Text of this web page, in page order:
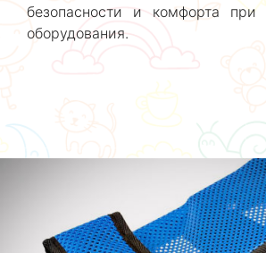
безопасности и комфорта при
оборудования.